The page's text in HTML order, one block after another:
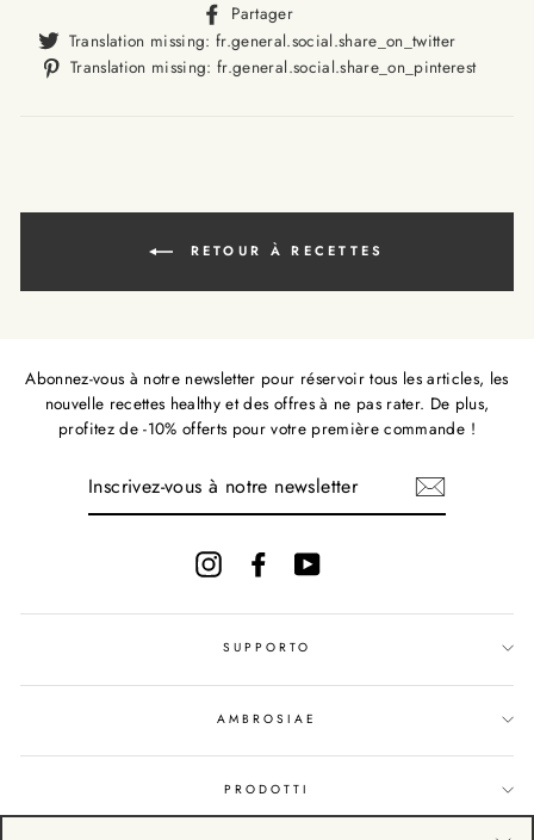
Partager
missing:
Translation missing: fr.general.social.share_on_twitter
missing:
Translation missing: fr.general.social.share_on_pinterest
RETOUR À RECETTES
Abonnez-vous à notre newsletter pour réservoir tous les articles, les
nouvelle recettes healthy et des offres à ne pas rater. De plus,
profitez de -10% offerts pour votre première commande !
InstagramFacebookYouTube
SUPPORTO
AMBROSIAE
PRODOTTI